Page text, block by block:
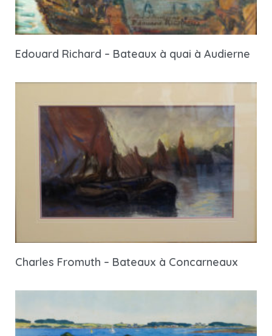
Edouard Richard – Bateaux à quai à Audierne
Charles Fromuth – Bateaux à Concarneaux